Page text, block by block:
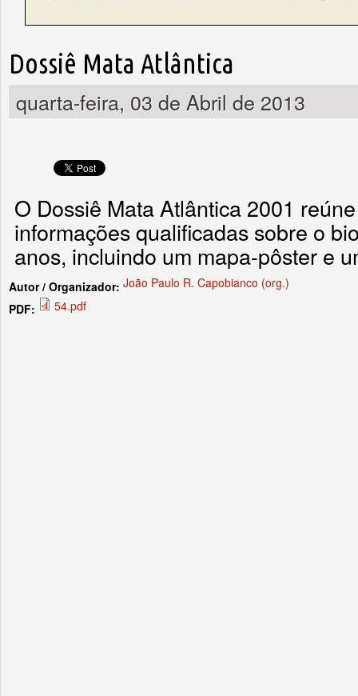
Dossiê Mata Atlântica
quarta-feira, 03 de Abril de 2013
O Dossiê Mata Atlântica 2001
informações qualificadas sobre o
anos, incluindo um mapa-pôster e
Autor / Organizador: João Paulo R. Capobianco (org.)
PDF:
54.pdf